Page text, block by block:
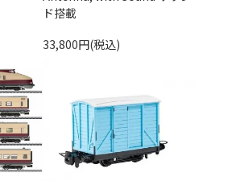
ド搭載
33,800円(税込)